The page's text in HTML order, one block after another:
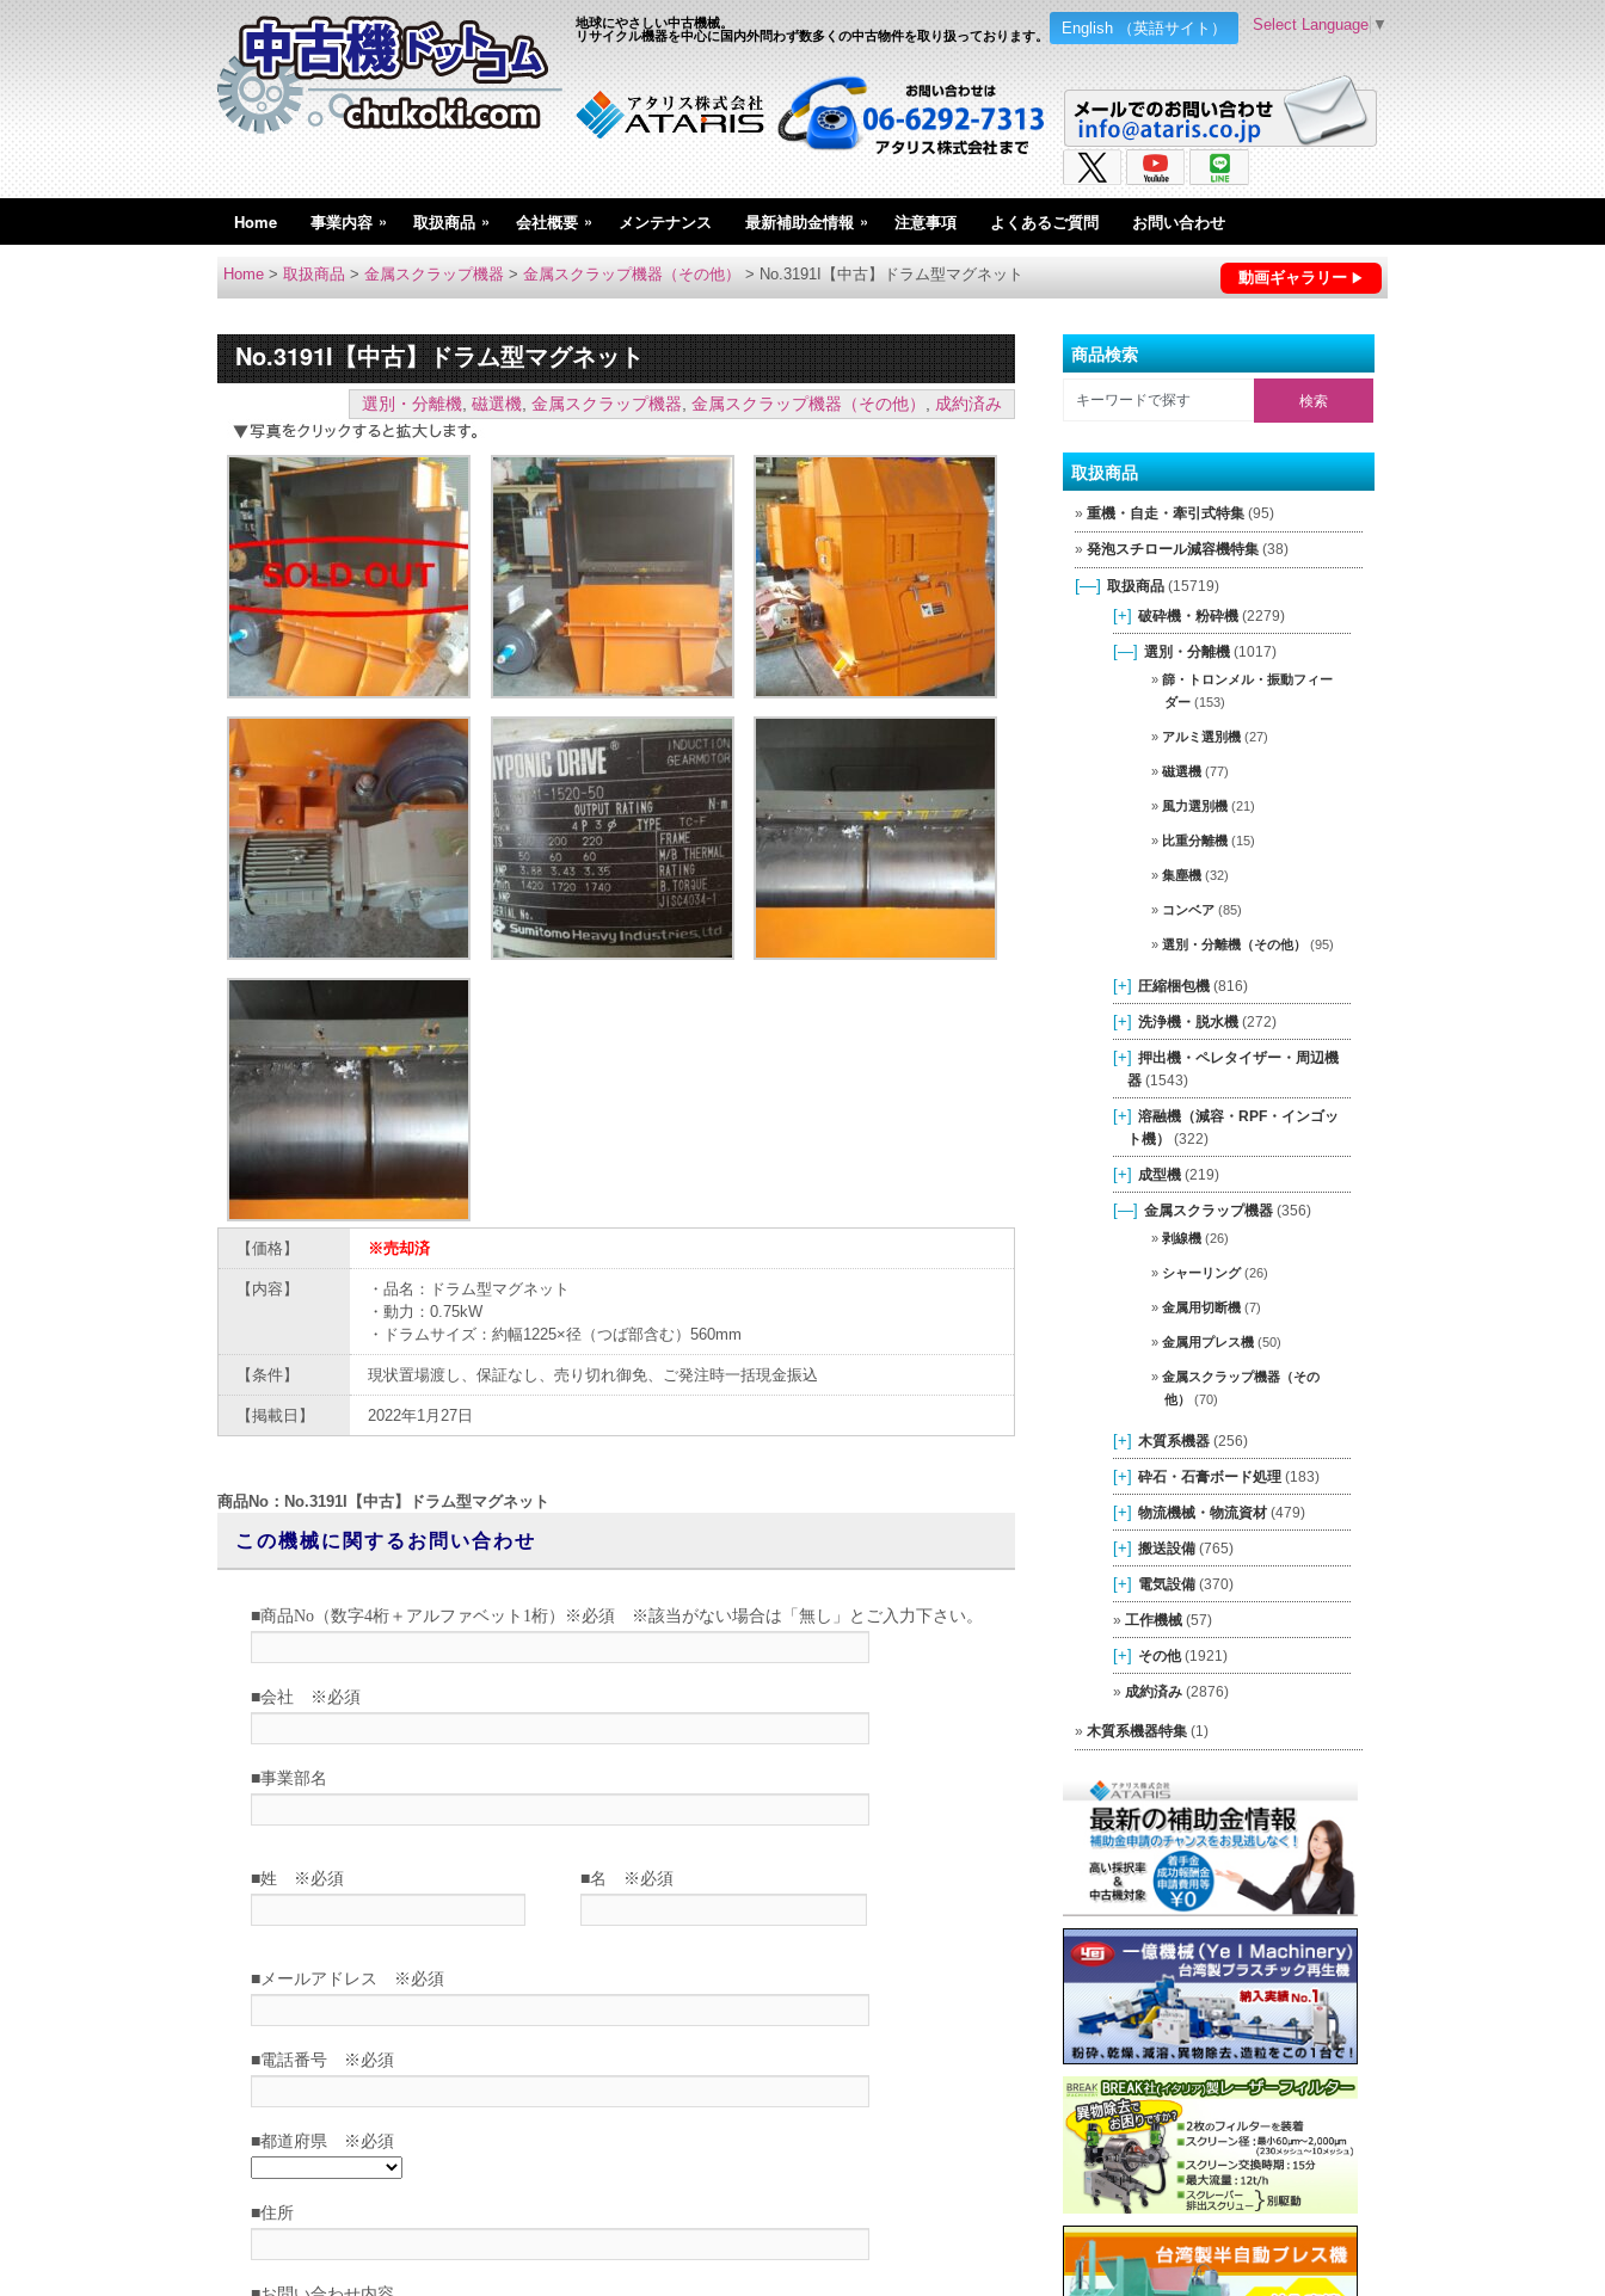
English （英語サイト）
地球にやさしい中古機械。
リサイクル機器を中心に国内外問わず数多くの中古物件を取り扱っております。
Select Language ▼
Home 事業内容 » 取扱商品 » 会社概要 » メンテナンス 最新補助金情報 » 注意事項 よくあるご質問 お問い合わせ
動画ギャラリー
Home > 取扱商品 > 金属スクラップ機器 > 金属スクラップ機器（その他） > No.3191I【中古】ドラム型マグネット
No.3191I【中古】ドラム型マグネット
選別・分離機,磁選機,金属スクラップ機器,金属スクラップ機器（その他） , 成約済み
【価格】 ※売却済
【内容】
・品名：ドラム型マグネット
・動力：0.75kW
・ドラムサイズ：約幅1225×径（つば部含む）560mm
【条件】 現状置場渡し、保証なし、売り切れ御免、ご発注時一括現金振込
【掲載日】 2022年1月27日
商品No：No.3191I【中古】ドラム型マグネット
この機械に関するお問い合わせ
商品検索
取扱商品
重機・自走・牽引式特集(95)
発泡スチロール減容機特集(38)
[—] 取扱商品(15719)
[+] 破砕機・粉砕機(2279)
[—] 選別・分離機(1017)
篩・トロンメル・振動フィー
ダー(153)
アルミ選別機(27)
磁選機(77)
風力選別機(21)
比重分離機(15)
集塵機(32)
コンベア(85)
選別・分離機（その他） (95)
[+] 圧縮梱包機(816)
[+] 洗浄機・脱水機(272)
[+] 押出機・ペレタイザー・周辺機
器(1543)
[+] 溶融機（減容・RPF・インゴッ
ト機）
(322)
[+] 成型機(219)
[—] 金属スクラップ機器(356)
剥線機(26)
シャーリング(26)
金属用切断機(7)
金属用プレス機(50)
金属スクラップ機器（その
他）
(70)
[+] 木質系機器(256)
[+] 砕石・石膏ボード処理(183)
[+] 物流機械・物流資材(479)
[+] 搬送設備(765)
[+] 電気設備(370)
工作機械(57)
[+] その他(1921)
成約済み(2876)
木質系機器特集(1)